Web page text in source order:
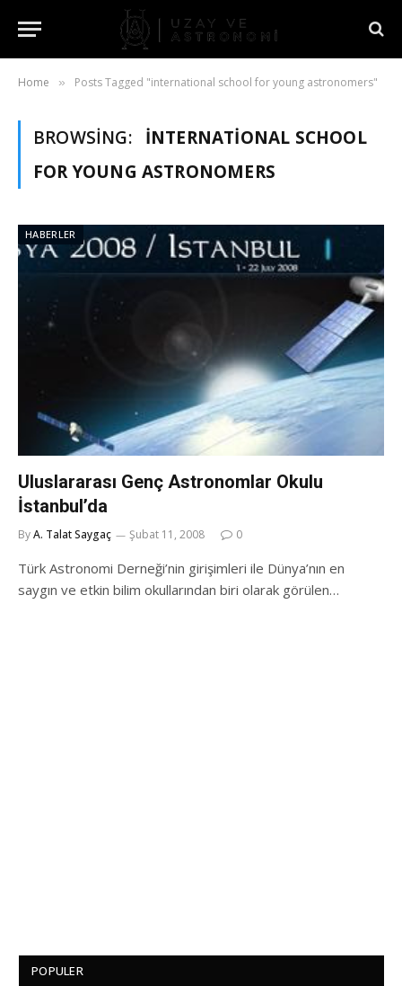
Home » Posts Tagged "international school for young astronomers"
BROWSING:
INTERNATIONAL SCHOOL
FOR YOUNG ASTRONOMERS
HABERLER
Uluslararası Genç Astronomlar Okulu
İstanbul’da
ByA. Talat Saygaç Şubat 11, 2008 0
Türk Astronomi Derneği’nin girişimleri ile Dünya’nın en
saygın ve etkin bilim okullarından biri olarak görülen…
POPULER